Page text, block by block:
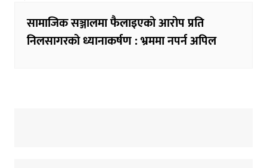
सामाजिक सञ्जालमा फैलाइएको आरोप प्रति
निलसागरको ध्यानाकर्षण : भ्रममा नपर्न अपिल